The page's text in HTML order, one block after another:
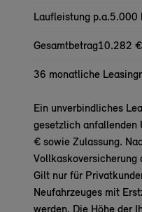
Laufleistung p.a.5.000
Gesamtbetrag10.282 €
36 monatliche
Ein unverbindliches
gesetzlich anfallenden
€ sowie Zulassung.
Vollkaskoversicherung
Gilt nur für
Neufahrzeuges mit